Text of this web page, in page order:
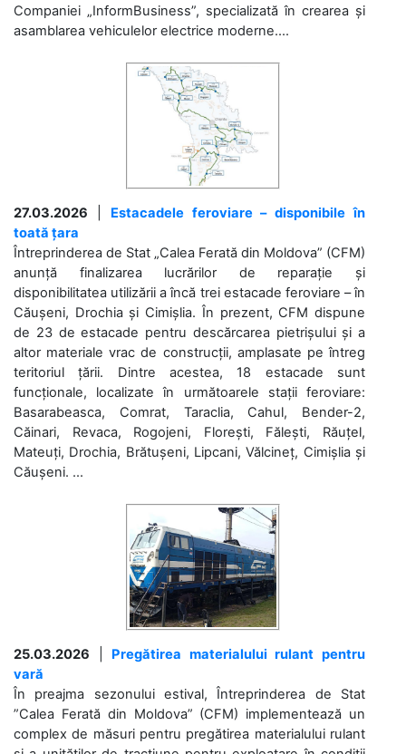
Companiei „InformBusiness”, specializată în crearea și
asamblarea vehiculelor electrice moderne....
27.03.2026
Estacadele feroviare – disponibile în
toată țara
Întreprinderea de Stat „Calea Ferată din Moldova” (CFM)
anunță finalizarea lucrărilor de reparație și
disponibilitatea utilizării a încă trei estacade feroviare – în
Căușeni, Drochia și Cimișlia. În prezent, CFM dispune
de 23 de estacade pentru descărcarea pietrișului și a
altor materiale vrac de construcții, amplasate pe întreg
teritoriul țării. Dintre acestea, 18 estacade sunt
funcționale, localizate în următoarele stații feroviare:
Basarabeasca, Comrat, Taraclia, Cahul, Bender-2,
Căinari, Revaca, Rogojeni, Florești, Fălești, Răuțel,
Mateuți, Drochia, Brătușeni, Lipcani, Vălcineț, Cimișlia și
Căușeni. ...
25.03.2026
Pregătirea materialului rulant pentru
vară
În preajma sezonului estival, Întreprinderea de Stat
”Calea Ferată din Moldova” (CFM) implementează un
complex de măsuri pentru pregătirea materialului rulant